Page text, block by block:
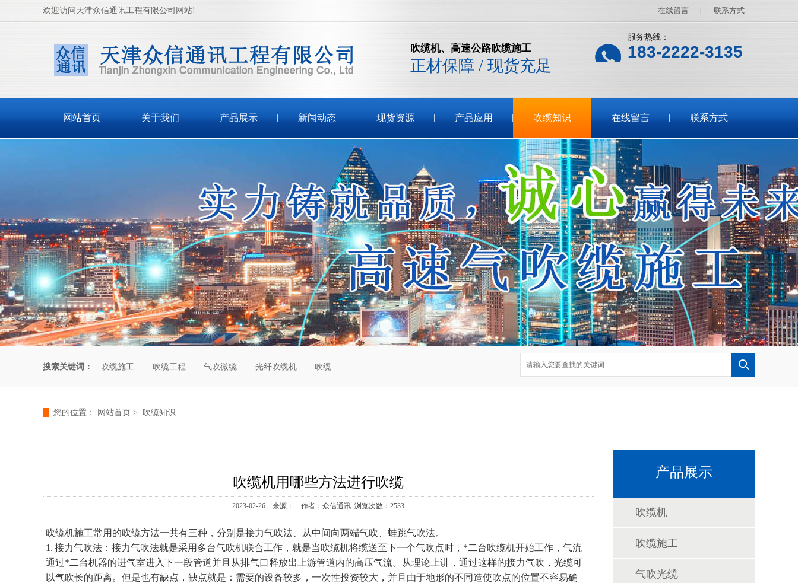
欢迎访问天津众信通讯工程有限公司网站! 在线留言 联系方式
吹缆机、高速公路吹缆施工
正材保障 / 现货充足
服务热线：
183-2222-3135
网站首页 关于我们 产品展示 新闻动态 现货资源 产品应用 吹缆知识 在线留言 联系方式
搜索关键词： 吹缆施工 吹缆工程 气吹微缆 光纤吹缆机 吹缆
您的位置： 网站首页 > 吹缆知识
产品展示
吹缆机
吹缆施工
气吹光缆
吹缆机用哪些方法进行吹缆
2023-02-26 来源： 作者：众信通讯 浏览次数：2533
吹缆机施工常用的吹缆方法一共有三种，分别是接力气吹法、从中间向两端气吹、蛙跳气吹法。
1. 接力气吹法：接力气吹法就是采用多台气吹机联合工作，就是当吹缆机将缆送至下一个气吹点时，*二台吹缆机开始工作，气流
通过*二台机器的进气室进入下一段管道并且从排气口释放出上游管道内的高压气流。从理论上讲，通过这样的接力气吹，光缆可
以气吹长的距离。但是也有缺点，缺点就是：需要的设备较多，一次性投资较大，并且由于地形的不同造使吹点的位置不容易确